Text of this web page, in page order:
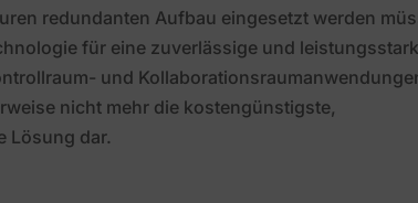
redundanten Aufbau eingesetzt werden
für eine zuverlässige und
und
nicht mehr die kostengünstigste,
Lösung dar.